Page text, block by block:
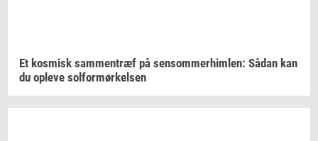
Et kos­misk sam­men­træf på sen­som­mer­him­len: Sådan kan
du op­le­ve sol­for­mør­kel­sen